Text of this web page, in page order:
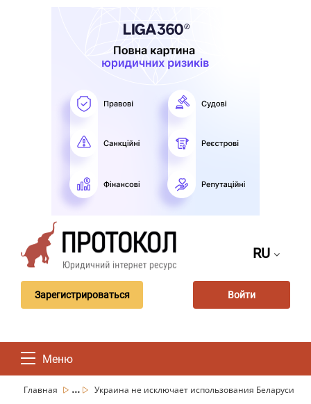
RU
Зарегистрироваться Войти
Меню
Главная ...
Украина не исключает использования Беларуси